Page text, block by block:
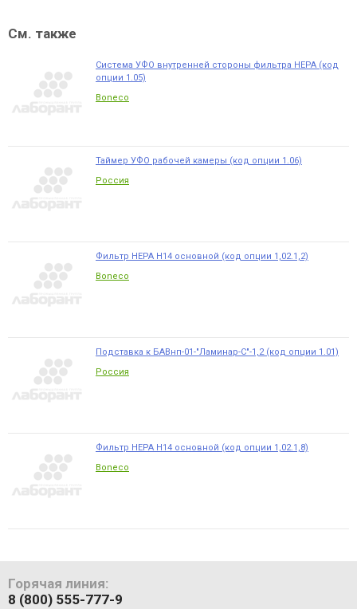
См. также
Система УФО внутренней стороны фильтра НЕРА (код
опции 1.05)
Boneco
Таймер УФО рабочей камеры (код опции 1.06)
Россия
Фильтр НЕРА Н14 основной (код опции 1,02.1,2)
Boneco
Подставка к БАВнп-01-"Ламинар-С"-1,2 (код опции 1.01)
Россия
Фильтр НЕРА Н14 основной (код опции 1,02.1,8)
Boneco
Горячая линия:
8 (800) 555-777-9